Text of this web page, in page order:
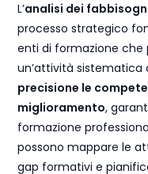
L’analisi dei
processo strategico
enti di formazione che
un’attività
precisione le
miglioramento,
formazione
possono mappare le
gap formativi e